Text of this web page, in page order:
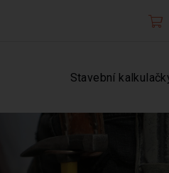
Stavební